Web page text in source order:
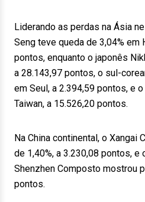
Liderando as perdas na Ásia
Seng teve queda de 3,04% em
pontos, enquanto o japonês
a 28.143,97 pontos, o sul-
em Seul, a 2.394,59 pontos, e
Taiwan, a 15.526,20 pontos.
Na China continental, o Xangai
de 1,40%, a 3.230,08 pontos, e
Shenzhen Composto mostrou
pontos.